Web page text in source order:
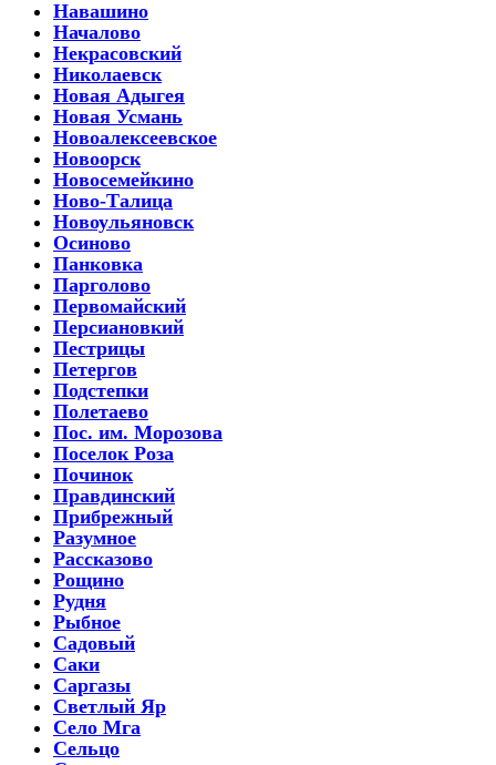
Навашино
Началово
Некрасовский
Николаевск
Новая Адыгея
Новая Усмань
Новоалексеевское
Новоорск
Новосемейкино
Ново-Талица
Новоульяновск
Осиново
Панковка
Парголово
Первомайский
Персиановкий
Пестрицы
Петергов
Подстепки
Полетаево
Пос. им. Морозова
Поселок Роза
Починок
Правдинский
Прибрежный
Разумное
Рассказово
Рощино
Рудня
Рыбное
Садовый
Саки
Саргазы
Светлый Яр
Село Мга
Сельцо